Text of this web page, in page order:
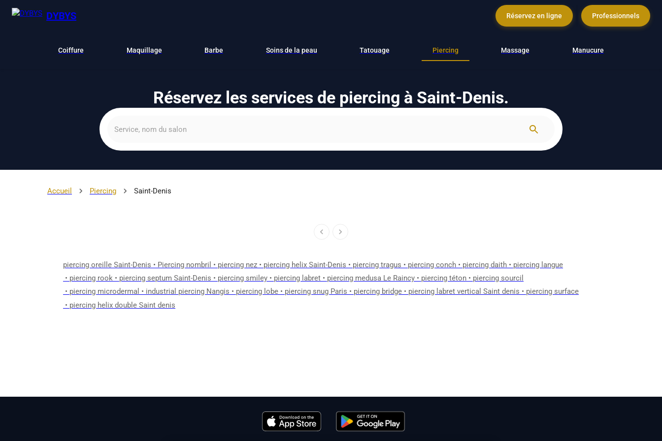
DYBYS Réservez en ligne Professionnels
Coiffure Maquillage Barbe Soins de la peau Tatouage Piercing Massage Manucure
Réservez les services de piercing à Saint-Denis.
Accueil Piercing Saint-Denis
piercing oreille Saint-Denis • Piercing nombril • piercing nez • piercing helix Saint-Denis • piercing tragus • piercing conch • piercing daith • piercing langue
• piercing rook • piercing septum Saint-Denis • piercing smiley • piercing labret • piercing medusa Le Raincy • piercing téton • piercing sourcil
• piercing microdermal • industrial piercing Nangis • piercing lobe • piercing snug Paris • piercing bridge • piercing labret vertical Saint denis • piercing surface
• piercing helix double Saint denis